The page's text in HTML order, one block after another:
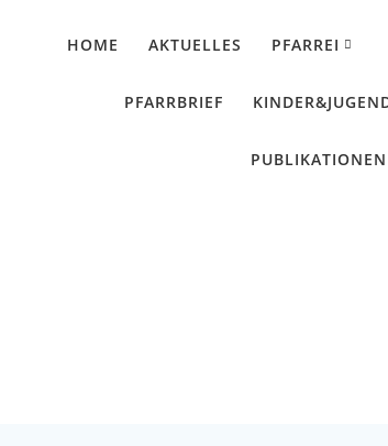
HOME AKTUELLES PFARREI
PFARRBRIEF
PUBLIKATIONEN